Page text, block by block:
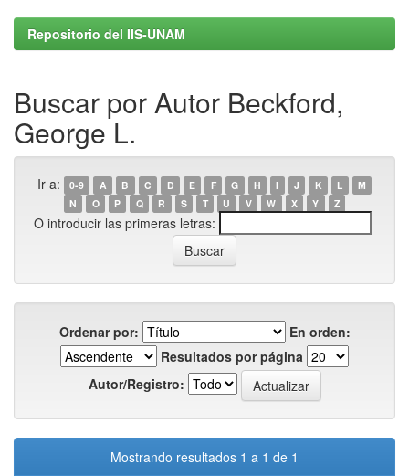
Repositorio del IIS-UNAM
Buscar por Autor Beckford,
George L.
Ir a: 0-9 A B C D E F G H I J K L
M
N
O P Q R S T U V W X Y Z
O introducir las primeras letras:
Ordenar por:
En orden:
Resultados por página
Autor/Registro:
Mostrando resultados 1 a 1 de 1